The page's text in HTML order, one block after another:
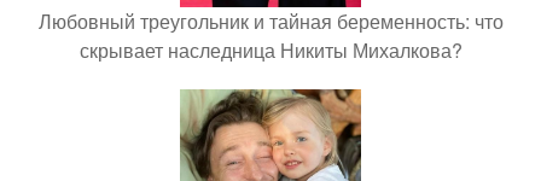
Любовный треугольник и тайная беременность: что
скрывает наследница Никиты Михалкова?